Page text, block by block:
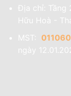
Địa chỉ: Tầng
Hữu Hoà -
MST:
ngày